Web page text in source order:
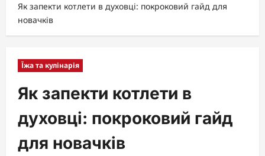
Як запекти котлети в духовці: покроковий гайд для
новачків
Їжа та кулінарія
Як запекти котлети в
духовці: покроковий гайд
для новачків